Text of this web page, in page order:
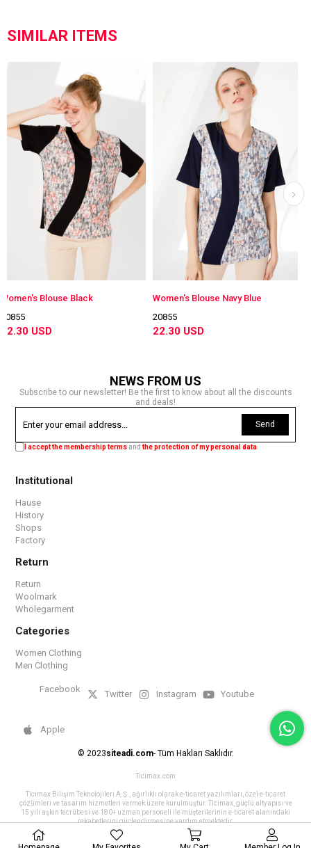
SIMILAR ITEMS
Black
Women's Blouse Navy Blue
22.30 USD
NEWS FROM US
Subscribe to our newsletter! Be the first to know about all the discounts
and deals!
Send
I accept the membership termsandthe protection of my personal data
Institutional
Hause
History
Shops
Factory
Return
Return
Woolmark
Wholegarment
Categories
Women Clothing
Men Clothing
Facebook Twitter Instagram Youtube
Apple
© 2023siteadi.com- Tüm Hakları Saklıdır.
Ticimax.com
Ticimax Bilişim Teknolojileri A.Ş., ağırlıklı olarak e-ticaret yazılımları, özel e-ticaret
çözümleri ve tasarım hizmetleri vermek üzere kurulmuştur. Ticimax, güçlü altyapısı ve
15 yılı aşkın tecrübesi ve 180+ uzman personeli ile müşterilerinin e-ticaret alanındaki
rekabetlerini güçlendirmesine yardım etmektedir.